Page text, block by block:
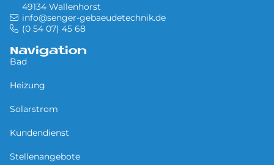
49134 Wallenhorst
info@senger-gebaeudetechnik.de
(0 54 07) 45 68
Navigation
Bad
Heizung
Solarstrom
Kundendienst
Stellenangebote